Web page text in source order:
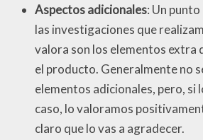
Aspectos adicionales: Un
las investigaciones que
valora son los elementos extra
el producto. Generalmente no
elementos adicionales, pero, si
caso, lo valoramos
claro que lo vas a agradecer.